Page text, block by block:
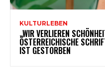
KULTURLEBEN
„WIR VERLIEREN
ÖSTERREICHISCHE
IST GESTORBEN